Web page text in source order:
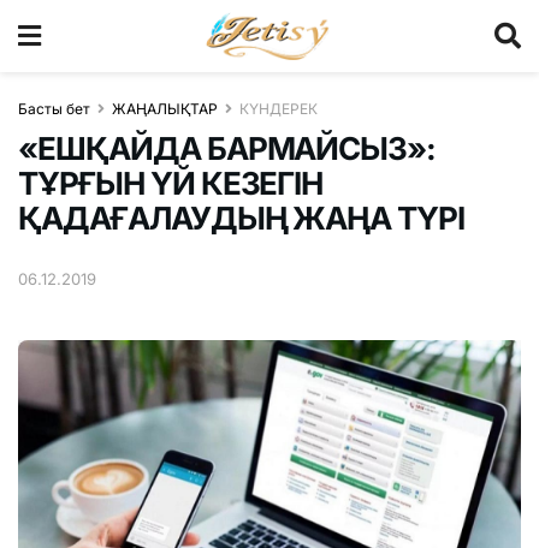
Басты бет ЖАҢАЛЫҚТАР КҮНДЕРЕК
«ЕШҚАЙДА БАРМАЙСЫЗ»:
ТҰРҒЫН ҮЙ КЕЗЕГІН
ҚАДАҒАЛАУДЫҢ ЖАҢА ТҮРІ
06.12.2019